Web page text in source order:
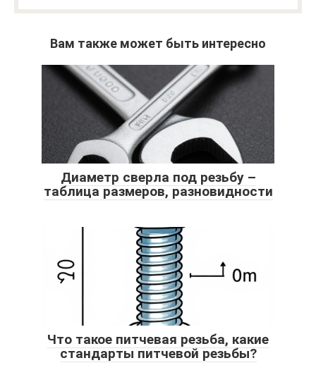
Вам также может быть интересно
Диаметр сверла под резьбу –
таблица размеров, разновидности
Что такое питчевая резьба, какие
стандарты питчевой резьбы?